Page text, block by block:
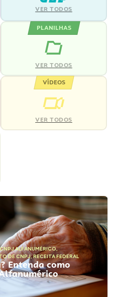
VER TODOS
PLANILHAS
VER TODOS
VÍDEOS
VER TODOS
CNPJ ALFANUMÉRICO,
DE CNPJ,RECEITA FEDERAL
Entenda como